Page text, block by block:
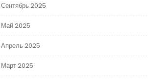
Сентябрь 2025
Май 2025
Апрель 2025
Март 2025